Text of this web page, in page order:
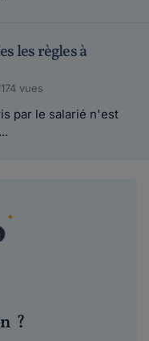
les règles à
vues
par le salarié n'est
?